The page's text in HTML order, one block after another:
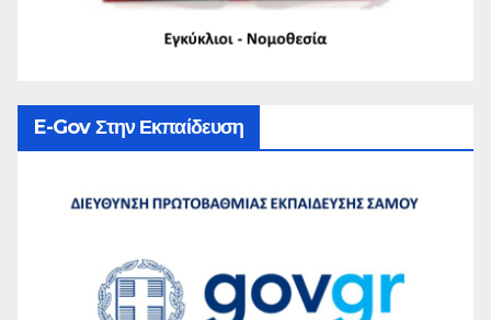
E-Gov Στην Εκπαίδευση